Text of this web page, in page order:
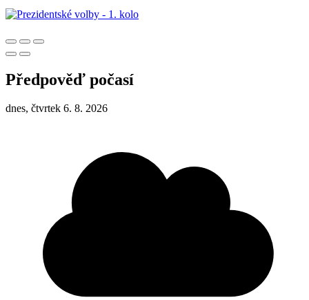
Předpověď počasí
dnes, čtvrtek 6. 8. 2026